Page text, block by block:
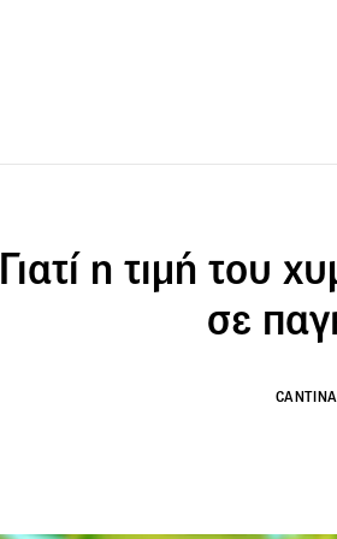
Γιατί η τιμή του
σε